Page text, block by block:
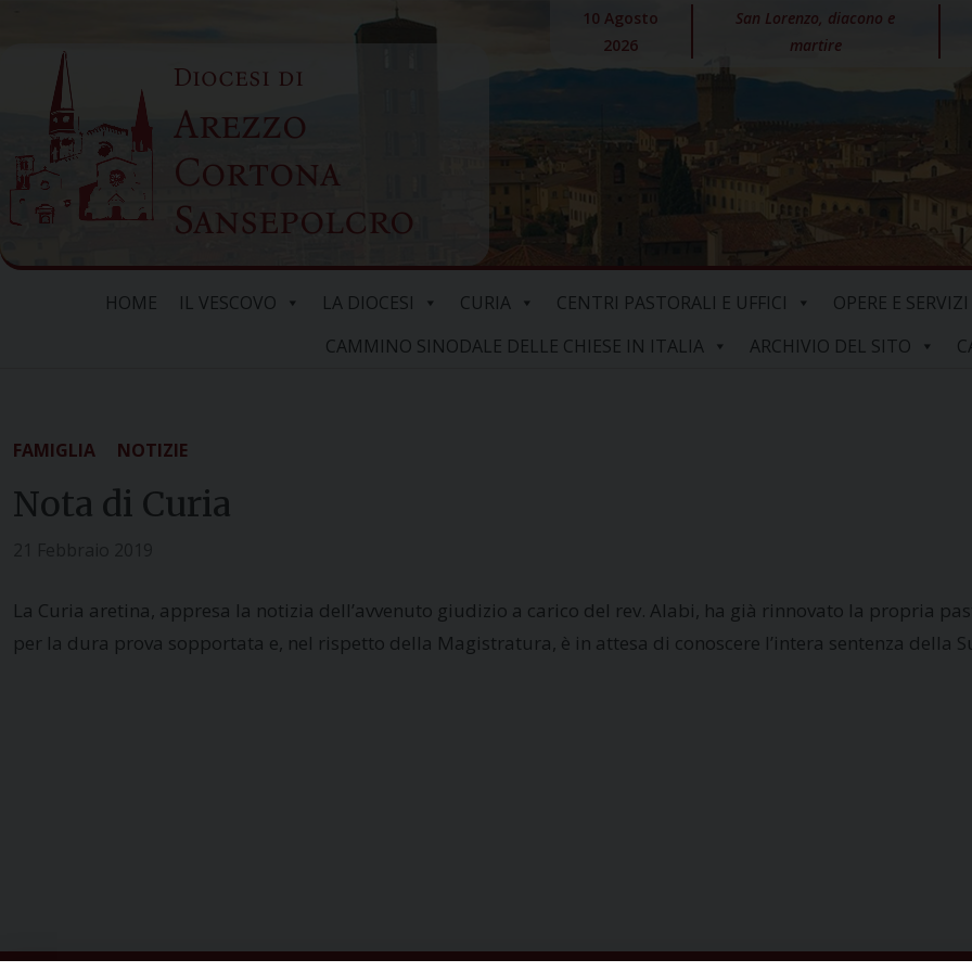
content
Diocesi di
Arezzo
Cortona
Sansepolcro
10 Agosto
2026
San Lorenzo, diacono e
martire
HOME IL VESCOVO LA DIOCESI CURIA CENTRI PASTORALI E UFFICI OPERE E SERVIZI
CAMMINO SINODALE DELLE CHIESE IN ITALIA
ARCHIVIO DEL SITO
FAMIGLIA NOTIZIE
Nota di Curia
La Curia aretina, appresa la notizia dell’avvenuto giudizio a carico del rev. Alabi, ha già rinnovato la propria
per la dura prova sopportata e, nel rispetto della Magistratura, è in attesa di conoscere l’intera sentenza della